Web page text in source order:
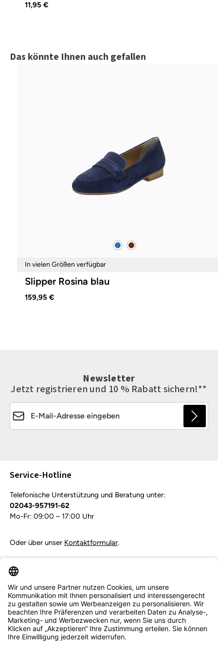
11,95 €
Produktgalerie überspringen
Das könnte Ihnen auch gefallen
blau braun
In vielen Größen verfügbar
Slipper Rosina blau
159,95 €
Newsletter
Jetzt registrieren und 10 % Rabatt sichern!**
Service-Hotline
Telefonische Unterstützung und Beratung unter:
02043-957191-62
Mo-Fr: 09:00 – 17:00 Uhr
Oder über unser Kontaktformular.
Service & Beratung
Informationen